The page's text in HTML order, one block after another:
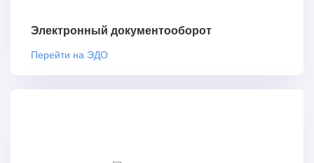
Электронный документооборот
Перейти на ЭДО